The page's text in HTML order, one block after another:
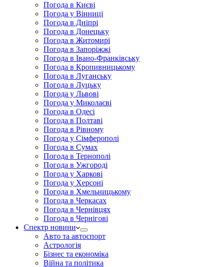
Погода в Києві
Погода у Вінниці
Погода в Дніпрі
Погода в Донецьку
Погода в Житомирі
Погода в Запоріжжі
Погода в Івано-Франківську
Погода в Кропивницькому
Погода в Луганську
Погода в Луцьку
Погода у Львові
Погода у Миколаєві
Погода в Одесі
Погода в Полтаві
Погода в Рівному
Погода у Сімферополі
Погода в Сумах
Погода в Тернополі
Погода в Ужгороді
Погода у Харкові
Погода у Херсоні
Погода в Хмельницькому
Погода в Черкасах
Погода в Чернівцях
Погода в Чернігові
Спектр новини
Авто та автоспорт
Астрологія
Бізнес та економіка
Війна та політика